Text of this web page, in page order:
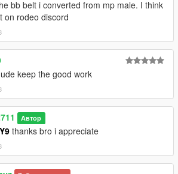
bb belt i converted from mp male. I think
on rodeo discord
keep the good work
Автор
thanks bro i appreciate